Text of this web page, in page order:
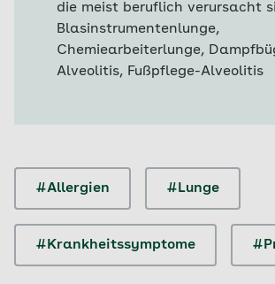
die meist beruflich verursacht
Blasinstrumentenlunge,
Chemiearbeiterlunge,
Alveolitis, Fußpflege-Alveolitis
#Allergien #Lunge
#Krankheitssymptome